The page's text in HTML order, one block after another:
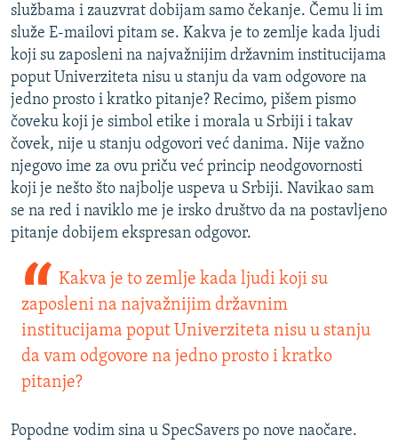
službama i zauzvrat dobijam samo čekanje. Čemu li im
služe E-mailovi pitam se. Kakva je to zemlje kada ljudi
koji su zaposleni na najvažnijim državnim institucijama
poput Univerziteta nisu u stanju da vam odgovore na
jedno prosto i kratko pitanje? Recimo, pišem pismo
čoveku koji je simbol etike i morala u Srbiji i takav
čovek, nije u stanju odgovori već danima. Nije važno
njegovo ime za ovu priču već princip neodgovornosti
koji je nešto što najbolje uspeva u Srbiji. Navikao sam
se na red i naviklo me je irsko društvo da na postavljeno
pitanje dobijem ekspresan odgovor.
Kakva je to zemlje kada ljudi koji su
zaposleni na najvažnijim državnim
institucijama poput Univerziteta nisu u stanju
da vam odgovore na jedno prosto i kratko
pitanje?
Popodne vodim sina u SpecSavers po nove naočare.